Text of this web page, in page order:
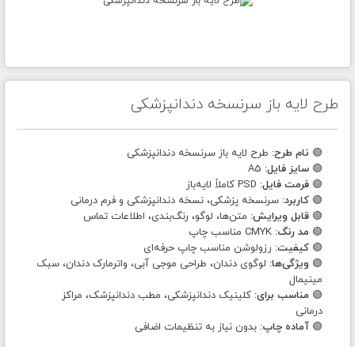
طرح لایه باز سرنسخه دندانپزشکی
🟢 نام طرح: طرح لایه باز سرنسخه دندانپزشکی
🟢 سایز فایل:
🟢 فرمت فایل:
🟢 کاربرد: سرنسخه پزشکی، نسخه دندانپزشکی و فرم درمانی
🟢 قابل ویرایش: متن‌ها، لوگو، رنگ‌بندی، اطلاعات تماس
🟢 مد رنگ:
🟢 کیفیت: رزولوشن مناسب چاپ حرفه‌ای
🟢 ویژگی‌ها: لوگوی دندان، طراحی موجی آبی، واترمارک دندان، سبک
مینیمال
🟢 مناسب برای: کلینیک دندانپزشکی، مطب دندانپزشک، مراکز
درمانی
🟢 آماده چاپ: بدون نیاز به تنظیمات اضافی